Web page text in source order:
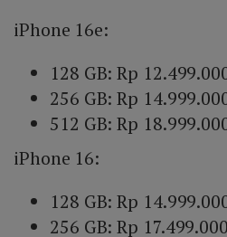
iPhone 16e:
128 GB: Rp
256 GB: Rp
512 GB: Rp
iPhone 16:
128 GB: Rp
256 GB: Rp 17.499.000